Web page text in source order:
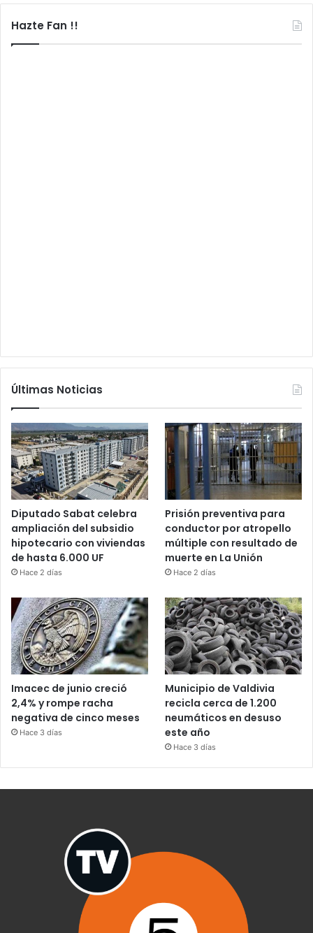
Hazte Fan !!
Últimas Noticias
Diputado Sabat celebra
ampliación del subsidio
hipotecario con viviendas
de hasta 6.000 UF
Hace 2 días
Prisión preventiva para
conductor por atropello
múltiple con resultado de
muerte en La Unión
Hace 2 días
Imacec de junio creció
2,4% y rompe racha
negativa de cinco meses
Hace 3 días
Municipio de Valdivia
recicla cerca de 1.200
neumáticos en desuso
este año
Hace 3 días